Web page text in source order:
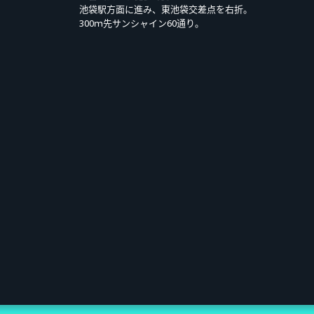
LIVE”仅可观看存档视频播出。
池袋駅方面に進み、東池袋交差点を右折。
300ｍ先サンシャイン60通り。